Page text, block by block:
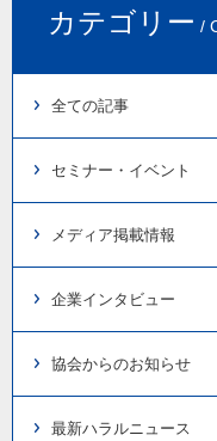
カテゴリー /
全ての記事
セミナー・イベント
メディア掲載情報
企業インタビュー
協会からのお知らせ
最新ハラルニュース